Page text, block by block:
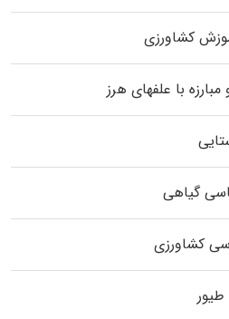
کشاورزی
با علفهای هرز
گیاهی
کشاورزی